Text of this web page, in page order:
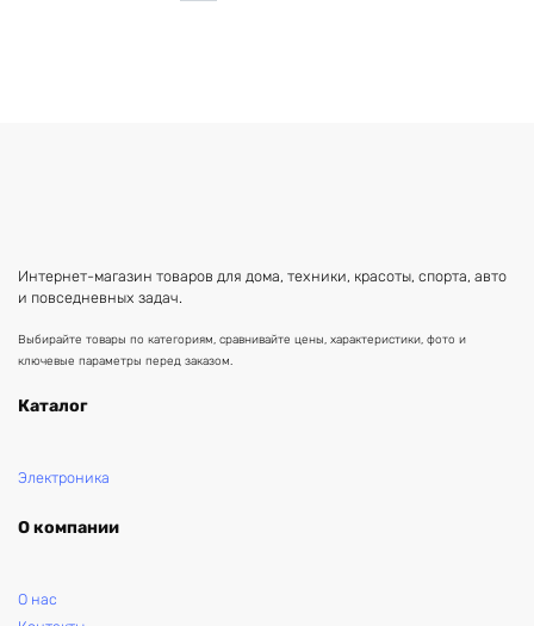
Интернет-магазин товаров для дома, техники, красоты, спорта, авто
и повседневных задач.
Выбирайте товары по категориям, сравнивайте цены, характеристики, фото и
ключевые параметры перед заказом.
Каталог
Электроника
О компании
О нас